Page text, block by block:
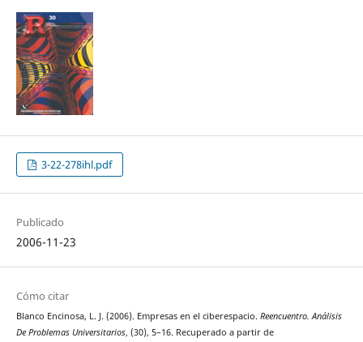
3-22-278ihl.pdf
Publicado
2006-11-23
Cómo citar
Blanco Encinosa, L. J. (2006). Empresas en el ciberespacio. Reencuentro. Análisis
De Problemas Universitarios, (30), 5–16. Recuperado a partir de